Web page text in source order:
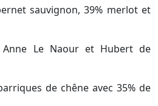
sauvignon, 39% merlot et
Anne Le Naour et Hubert de
de chêne avec 35% de